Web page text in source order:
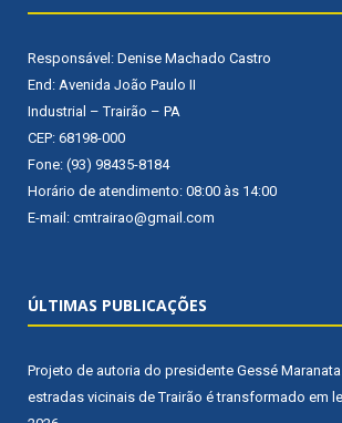
Responsável: Denise Machado Castro
End: Avenida João Paulo II
Industrial – Trairão – PA
CEP: 68198-000
Fone: (93) 98435-8184
Horário de atendimento: 08:00 às 14:00
E-mail: cmtrairao@gmail.com
ÚLTIMAS PUBLICAÇÕES
Projeto de autoria do presidente Gessé
estradas vicinais de Trairão é transformado em